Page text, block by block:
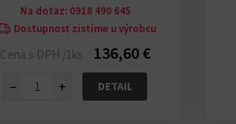
Na dotaz: 0918 490 645
Dostupnosť zistíme u výrobcu
Cena s DPH /1ks 136,60 €
− + DETAIL